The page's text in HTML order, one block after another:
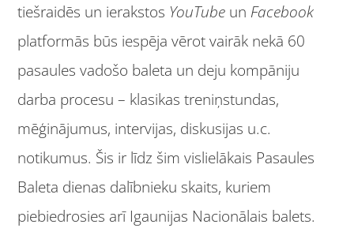
tiešraidēs un ierakstos YouTube un Facebook
platformās būs iespēja vērot vairāk nekā 60
pasaules vadošo baleta un deju kompāniju
darba procesu – klasikas treniņstundas,
mēģinājumus, intervijas, diskusijas u.c.
notikumus. Šis ir līdz šim vislielākais Pasaules
Baleta dienas dalībnieku skaits, kuriem
piebiedrosies arī Igaunijas Nacionālais balets.